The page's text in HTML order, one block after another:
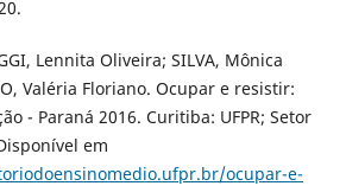
Lennita Oliveira; SILVA, Mônica
Valéria Floriano. Ocupar e resistir:
- Paraná 2016. Curitiba: UFPR; Setor
em
ocupar-e-